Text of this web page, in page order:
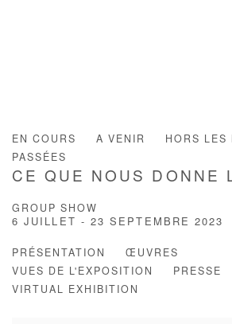
EN COURS A VENIR
HORS LES
PASSÉES
CE QUE NOUS DONNE
GROUP SHOW
6 JUILLET - 23 SEPTEMBRE 2023
PRÉSENTATION
ŒUVRES
VUES DE L'EXPOSITION
PRESSE
VIRTUAL EXHIBITION